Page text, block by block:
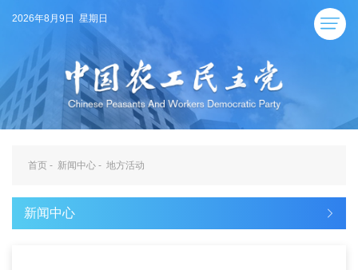
2026年8月9日 星期日
首页 - 新闻中心 - 地方活动
新闻中心